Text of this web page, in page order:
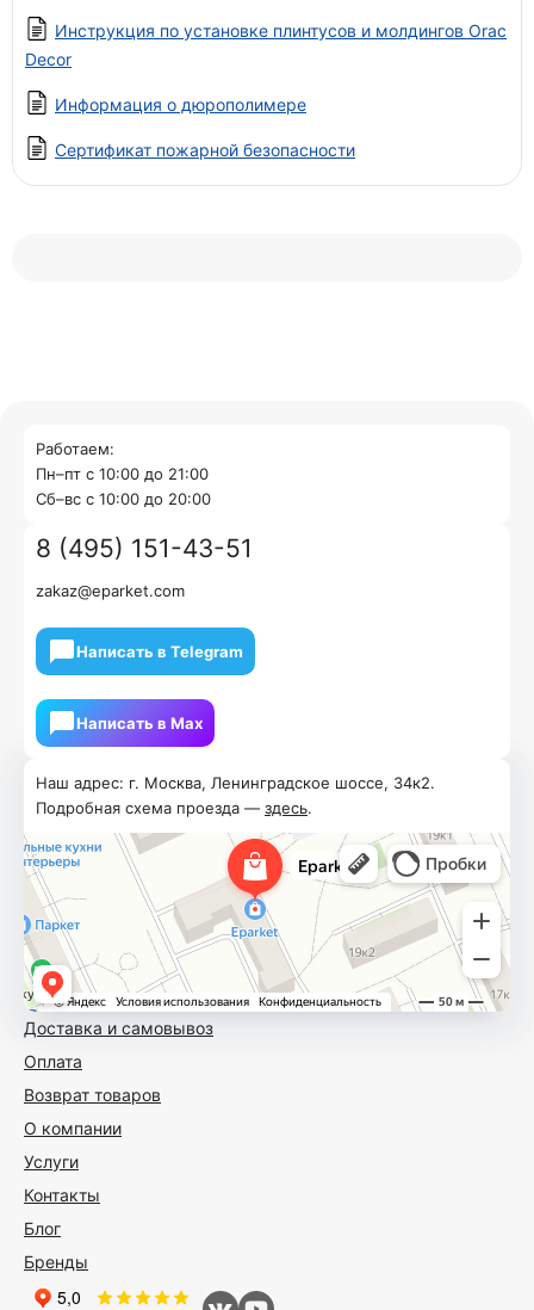
Инструкция по установке плинтусов и молдингов Orac
Decor
Информация о дюрополимере
Сертификат пожарной безопасности
Доставка и самовывоз
Оплата
Возврат товаров
О компании
Услуги
Контакты
Блог
Бренды
Наш адрес: г. Москва, Ленинградское шоссе, 34к2.
Подробная схема проезда — здесь.
Работаем:
Пн–пт с 10:00 до 21:00
Cб–вс с 10:00 до 20:00
8 (495) 151-43-51
zakaz@eparket.com
Написать в Telegram
Написать в Мах